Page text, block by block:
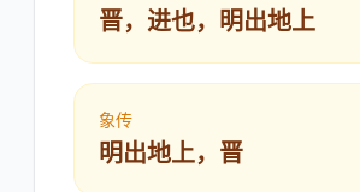
晋，进也，明出地上
象传
明出地上，晋